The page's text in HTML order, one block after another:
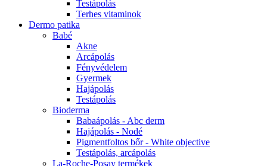
Testápolás
Terhes vitaminok
Dermo patika
Babé
Akne
Arcápolás
Fényvédelem
Gyermek
Hajápolás
Testápolás
Bioderma
Babaápolás - Abc derm
Hajápolás - Nodé
Pigmentfoltos bőr - White objective
Testápolás, arcápolás
La-Roche-Posay termékek